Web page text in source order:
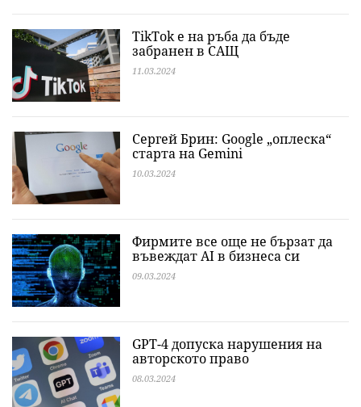
TikTok е на ръба да бъде
забранен в САЩ
11.03.2024
Сергей Брин: Google „оплеска“
старта на Gemini
10.03.2024
Фирмите все още не бързат да
въвеждат AI в бизнеса си
09.03.2024
GPT-4 допуска нарушения на
авторското право
08.03.2024